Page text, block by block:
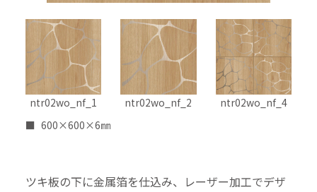
ツキ板の下に金属箔を仕込み、レーザー加工でデザ
ntr02wo_nf_1 ntr02wo_nf_2
ntr02wo_nf_4
600×600×6㎜